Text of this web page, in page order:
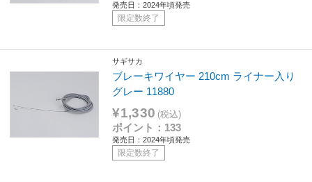
発売日：2024年頃発売
限定数終了
サギサカ
ブレーキワイヤー 210cm ライナー入り
グレー 11880
¥1,330 (税込)
ポイント：133
発売日：2024年頃発売
限定数終了